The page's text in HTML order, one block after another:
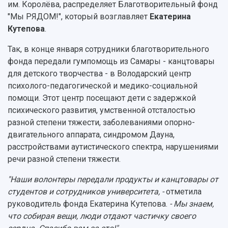
Кампус
3D-тур по университету
Музеи
Центр истории авиационных двигателей
Ботанический сад
Умный дом бабочек
Международный межвузовский кампус
Сведения об образовательной организации
Официальные документы
Патенты
Публикации и издания
Отчеты о проведенных конференциях
им. Королёва, распределяет Благотворительный фонд
"Мы РЯДОМ!", который возглавляет Екатерина
Кутепова.
Так, в конце января сотрудники благотворительного
фонда передали гумпомощь из Самары - канцтовары
для детского творчества - в Володарский центр
психолого-педагогической и медико-социальной
помощи. Этот центр посещают дети с задержкой
психического развития, умственной отсталостью
разной степени тяжести, заболеваниями опорно-
двигательного аппарата, синдромом Дауна,
расстройствами аутистического спектра, нарушениями
речи разной степени тяжести.
"Наши волонтеры передали продукты и канцтовары от
студентов и сотрудников университета, -отметила
руководитель фонда Екатерина Кутепова. - Мы знаем,
что собирая вещи, люди отдают частичку своего